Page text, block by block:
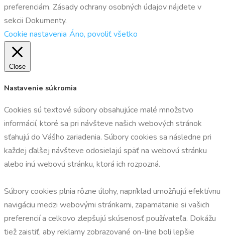
preferenciám. Zásady ochrany osobných údajov nájdete v
sekcii Dokumenty.
Cookie nastavenia Áno, povoliť všetko
Close
Nastavenie súkromia
Cookies sú textové súbory obsahujúce malé množstvo
informácií, ktoré sa pri návšteve našich webových stránok
sťahujú do Vášho zariadenia. Súbory cookies sa následne pri
každej ďalšej návšteve odosielajú späť na webovú stránku
alebo inú webovú stránku, ktorá ich rozpozná.
Súbory cookies plnia rôzne úlohy, napríklad umožňujú efektívnu
navigáciu medzi webovými stránkami, zapamätanie si vašich
preferencií a celkovo zlepšujú skúsenosť používateľa. Dokážu
tiež zaistiť, aby reklamy zobrazované on-line boli lepšie